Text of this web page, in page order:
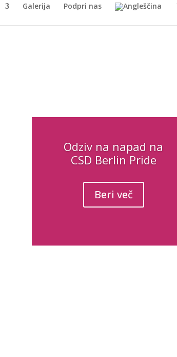
Galerija Podpri nas
Odziv na napad na
CSD Berlin Pride
Beri več